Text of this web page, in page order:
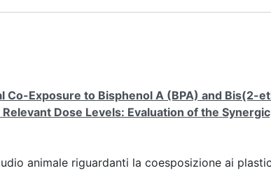
Co-Exposure to Bisphenol A (BPA) and Bis(2-
Dose Levels: Evaluation of the
animale riguardanti la coesposizione ai